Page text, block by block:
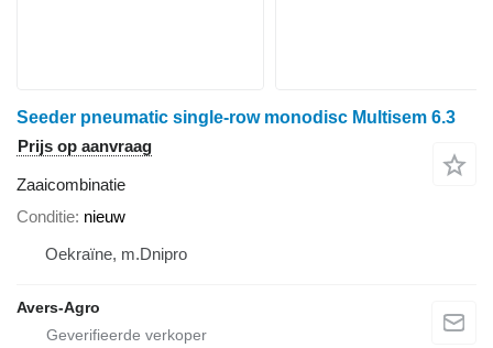
Seeder pneumatic single-row monodisc Multisem 6.3
Prijs op aanvraag
Zaaicombinatie
Conditie nieuw
Oekraïne, m.Dnipro
Avers-Agro